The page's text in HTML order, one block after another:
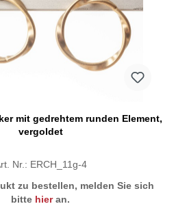
mit gedrehtem runden Element,
vergoldet
Nr.: ERCH_11g-4
zu bestellen, melden Sie sich
bitte hieran.